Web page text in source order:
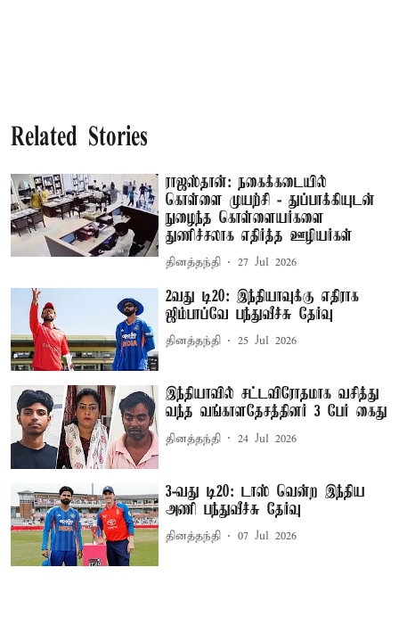
Related Stories
ராஜஸ்தான்: நகைக்கடையில்
கொள்ளை முயற்சி - துப்பாக்கியுடன்
நுழைந்த கொள்ளையர்களை
துணிச்சலாக எதிர்த்த ஊழியர்கள்
தினத்தந்தி 27 Jul 2026
2வது டி20: இந்தியாவுக்கு எதிராக
ஜிம்பாப்வே பந்துவீச்சு தேர்வு
தினத்தந்தி 25 Jul 2026
இந்தியாவில் சட்டவிரோதமாக வசித்து
வந்த வங்காளதேசத்தினர் 3 பேர் கைது
தினத்தந்தி 24 Jul 2026
3-வது டி20: டாஸ் வென்ற இந்திய
அணி பந்துவீச்சு தேர்வு
தினத்தந்தி 07 Jul 2026